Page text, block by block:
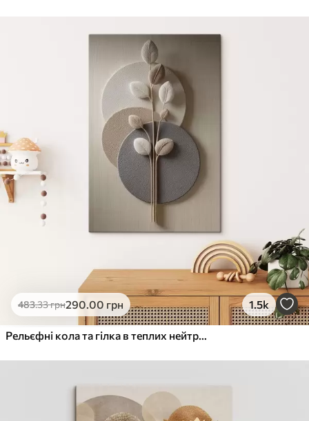
Яскраві, насичені кольори
Стійкість до вицвітання
Безпечне чорнило без запаху
Поверхня з текстурою полотна
Екологічний матеріал
Преміум
Від363
Яскраві, насичені кольори
Стійкість до вицвітання
Безпечне чорнило без запаху
Поверхня з текстурою полотна
Еко-Преміум
.00грн
✓Яскраві, насичені кольори
Поверхня з текстурою полотна
Екологічний матеріал
483.33грн290.00 грн 1.5k
Рельєфні кола та гілка в теплих нейтральних тонах